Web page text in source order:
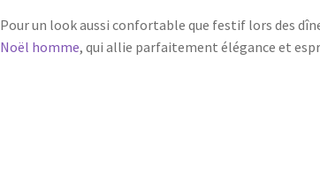
Pour un look aussi confortable que festif lors des
Noël homme, qui allie parfaitement élégance et